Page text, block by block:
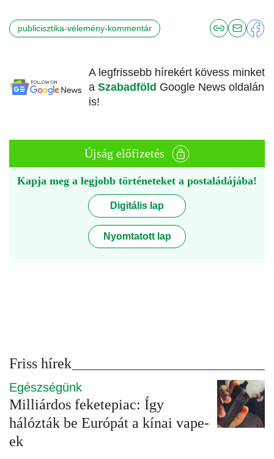
publicisztika-vélemény-kommentár
A legfrissebb hírekért kövess minket
a Szabadföld Google News oldalán
is!
Újság előfizetés
Kapja meg a legjobb történeteket a postaládájába!
Digitális lap
Nyomtatott lap
Friss hírek
Egészségünk
Milliárdos feketepiac: Így
hálózták be Európát a kínai vape-
ek